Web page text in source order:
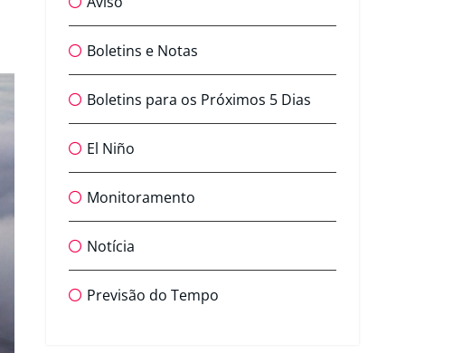
Boletins e Notas
Boletins para os Próximos 5 Dias
El Niño
Monitoramento
Notícia
Previsão do Tempo